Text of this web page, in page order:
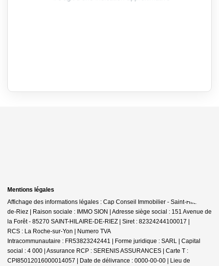
Mentions légales
Affichage des informations légales : Cap Conseil Immobilier - Saint-Hilaire-
de-Riez | Raison sociale : IMMO SION | Adresse siège social : 151 Avenue de
la Forêt - 85270 SAINT-HILAIRE-DE-RIEZ | Siret : 82324244100017 |
RCS : La Roche-sur-Yon | Numero TVA
Intracommunautaire : FR53823242441 | Forme juridique : SARL | Capital
social : 4 000 | Assurance RCP : SERENIS ASSURANCES | Carte T :
CPI85012016000014057 | Date de délivrance : 0000-00-00 | Lieu de